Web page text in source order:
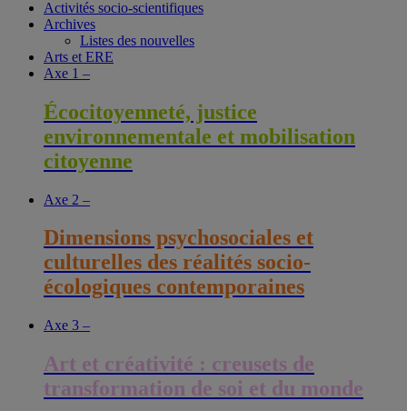
publications
Activités socio-scientifiques
Archives
Listes des nouvelles
Arts et ERE
Axe 1 –
Écocitoyenneté, justice
environnementale et mobilisation
citoyenne
Axe 2 –
Dimensions psychosociales et
culturelles des réalités socio-
écologiques contemporaines
Axe 3 –
Art et créativité : creusets de
transformation de soi et du monde